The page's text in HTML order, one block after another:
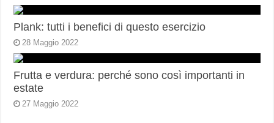
Plank: tutti i benefici di questo esercizio
28 Maggio 2022
Frutta e verdura: perché sono così importanti in
estate
27 Maggio 2022